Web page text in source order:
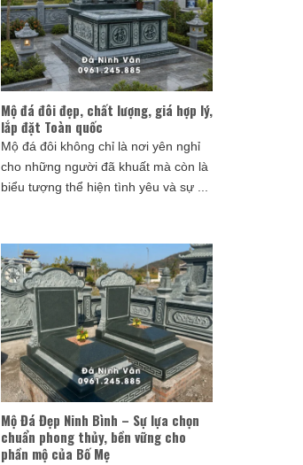
Mộ đá đôi đẹp, chất lượng, giá hợp lý,
lắp đặt Toàn quốc
Mộ đá đôi không chỉ là nơi yên nghỉ
cho những người đã khuất mà còn là
biểu tượng thể hiện tình yêu và sự ...
Mộ Đá Đẹp Ninh Bình – Sự lựa chọn
chuẩn phong thủy, bền vững cho
phần mộ của Bố Mẹ